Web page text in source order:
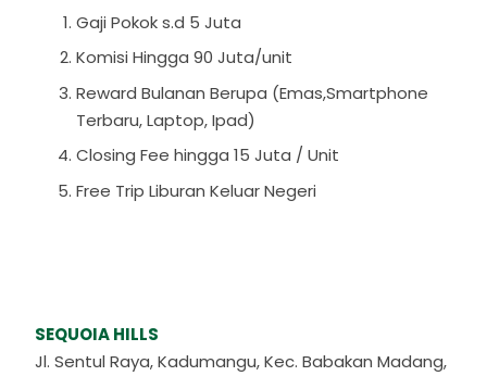
Gaji Pokok s.d 5 Juta
Komisi Hingga 90 Juta/unit
Reward Bulanan Berupa (Emas,Smartphone
Terbaru, Laptop, Ipad)
Closing Fee hingga 15 Juta / Unit
Free Trip Liburan Keluar Negeri
SEQUOIA HILLS
Jl. Sentul Raya, Kadumangu, Kec. Babakan Madang,